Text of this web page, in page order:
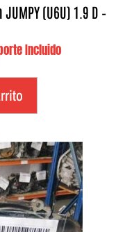
(U6U) 1.9 D –
Incluido